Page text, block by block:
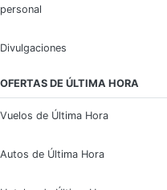
personal
Divulgaciones
OFERTAS DE ÚLTIMA HORA
Vuelos de Última Hora
Autos de Última Hora